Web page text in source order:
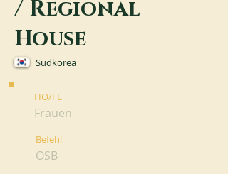
/ Regional
House
Südkorea
HO/FE
Frauen
Befehl
OSB